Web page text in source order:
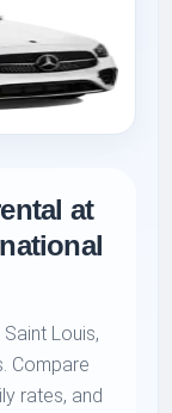
at
Louis,
Compare
rates, and